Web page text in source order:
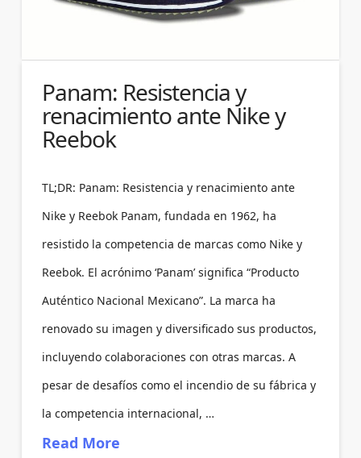
Panam: Resistencia y
renacimiento ante Nike y
Reebok
TL;DR: Panam: Resistencia y renacimiento ante
Nike y Reebok Panam, fundada en 1962, ha
resistido la competencia de marcas como Nike y
Reebok. El acrónimo ‘Panam’ significa “Producto
Auténtico Nacional Mexicano”. La marca ha
renovado su imagen y diversificado sus productos,
incluyendo colaboraciones con otras marcas. A
pesar de desafíos como el incendio de su fábrica y
la competencia internacional, …
Read More